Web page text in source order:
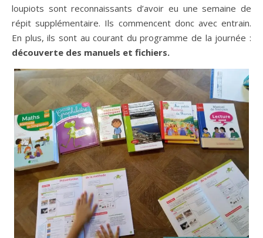
loupiots sont reconnaissants d’avoir eu une semaine de
répit supplémentaire. Ils commencent donc avec entrain.
En plus, ils sont au courant du programme de la journée :
découverte des manuels et fichiers.